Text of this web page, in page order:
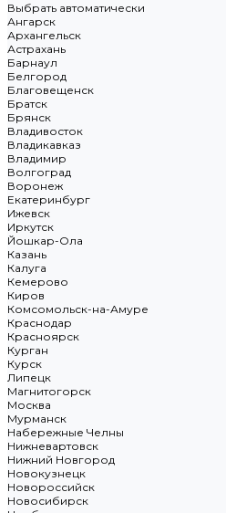
Выбрать автоматически
Ангарск
Архангельск
Астрахань
Барнаул
Белгород
Благовещенск
Братск
Брянск
Владивосток
Владикавказ
Владимир
Волгоград
Воронеж
Екатеринбург
Ижевск
Иркутск
Йошкар-Ола
Казань
Калуга
Кемерово
Киров
Комсомольск-на-Амуре
Краснодар
Красноярск
Курган
Курск
Липецк
Магнитогорск
Москва
Мурманск
Набережные Челны
Нижневартовск
Нижний Новгород
Новокузнецк
Новороссийск
Новосибирск